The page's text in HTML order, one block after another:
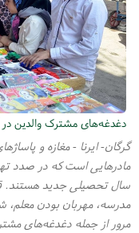
دغدغه‌های مشترک والدین
گرگان- ایرنا - مغازه و
مادرهایی است که در صدد
سال تحصیلی جدید هستند.
مدرسه، مهربان بودن معلم،
مرور از جمله دغدغه‌های